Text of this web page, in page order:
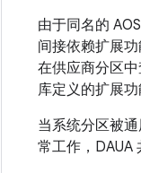
由于同名的
间接依赖扩展
在供应商分区
库定义的扩展功
当系统分区被
常工作，DAUA